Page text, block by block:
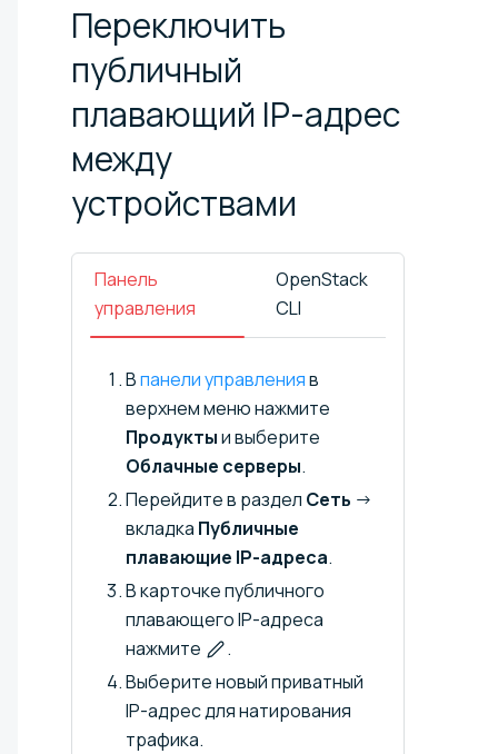
Переключить
публичный
плавающий IP-адрес
между
устройствами
Панель
управления
OpenStack
CLI
Впанели управленияв
верхнем меню нажмите
Продуктыи выберите
Облачные серверы.
Перейдите в раздел Сеть →
вкладка Публичные
плавающие IP-адреса.
В карточке публичного
плавающего IP-адреса
нажмите
.
Выберите новый приватный
IP-адрес для натирования
трафика.